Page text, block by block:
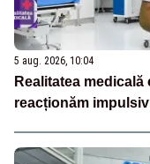
5 aug. 2026, 10:04
Realitatea
reacționăm